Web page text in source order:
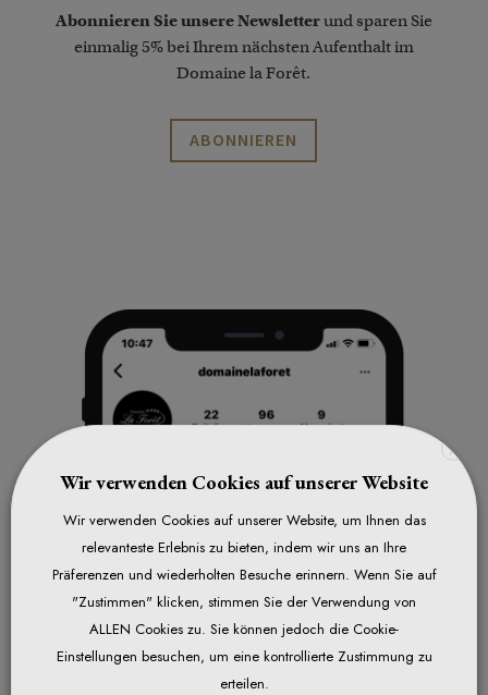
Abonnieren Sie unsere Newsletterund sparen Sie
einmalig 5% bei Ihrem nächsten Aufenthalt im
Domaine la Forêt.
ABONNIEREN
X
Wir verwenden Cookies auf unserer Website
Wir verwenden Cookies auf unserer Website, um Ihnen das
relevanteste Erlebnis zu bieten, indem wir uns an Ihre
Präferenzen und wiederholten Besuche erinnern. Wenn Sie auf
"Zustimmen" klicken, stimmen Sie der Verwendung von
ALLEN Cookies zu. Sie können jedoch die Cookie-
Einstellungen besuchen, um eine kontrollierte Zustimmung zu
erteilen.